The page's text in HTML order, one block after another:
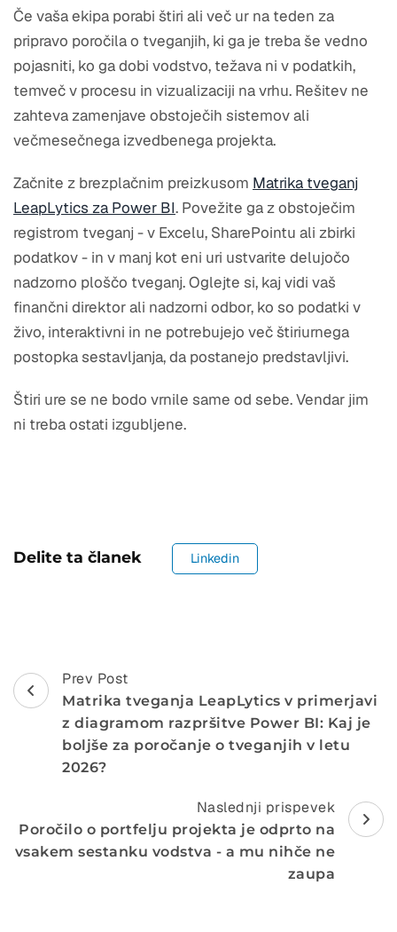
Če vaša ekipa porabi štiri ali več ur na teden za
pripravo poročila o tveganjih, ki ga je treba še vedno
pojasniti, ko ga dobi vodstvo, težava ni v podatkih,
temveč v procesu in vizualizaciji na vrhu. Rešitev ne
zahteva zamenjave obstoječih sistemov ali
večmesečnega izvedbenega projekta.
Začnite z brezplačnim preizkusom Matrika tveganj
LeapLytics za Power BI. Povežite ga z obstoječim
registrom tveganj - v Excelu, SharePointu ali zbirki
podatkov - in v manj kot eni uri ustvarite delujočo
nadzorno ploščo tveganj. Oglejte si, kaj vidi vaš
finančni direktor ali nadzorni odbor, ko so podatki v
živo, interaktivni in ne potrebujejo več štiriurnega
postopka sestavljanja, da postanejo predstavljivi.
Štiri ure se ne bodo vrnile same od sebe. Vendar jim
ni treba ostati izgubljene.
Delite ta članek Linkedin
Post
Navigation
Prev Post
Matrika tveganja LeapLytics v primerjavi
z diagramom razpršitve Power BI: Kaj je
boljše za poročanje o tveganjih v letu
2026?
Naslednji prispevek
Poročilo o portfelju projekta je odprto na
vsakem sestanku vodstva - a mu nihče ne
zaupa